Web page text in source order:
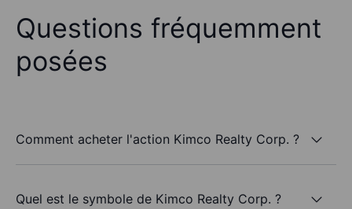
Questions fréquemment
posées
Comment acheter l'action Kimco Realty Corp. ?
Quel est le symbole de Kimco Realty Corp. ?